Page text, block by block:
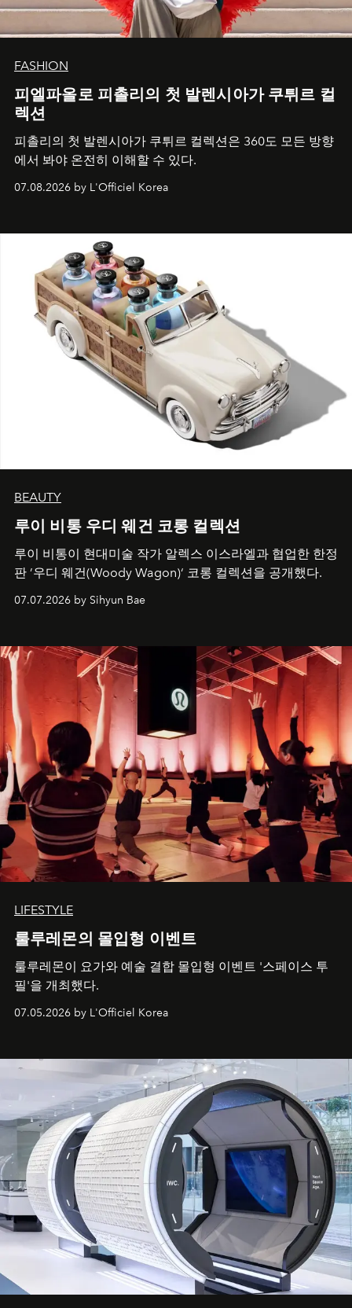
FASHION
피엘파올로 피촐리의 첫 발렌시아가 쿠튀르 컬
렉션
피촐리의 첫 발렌시아가 쿠튀르 컬렉션은 360도 모든 방향
에서 봐야 온전히 이해할 수 있다.
07.08.2026 by L'Officiel Korea
BEAUTY
루이 비통 우디 웨건 코롱 컬렉션
루이 비통이 현대미술 작가 알렉스 이스라엘과 협업한 한정
판 ’우디 웨건(Woody Wagon)‘ 코롱 컬렉션을 공개했다.
07.07.2026 by Sihyun Bae
LIFESTYLE
룰루레몬의 몰입형 이벤트
룰루레몬이 요가와 예술 결합 몰입형 이벤트 '스페이스 투
필'을 개최했다.
07.05.2026 by L'Officiel Korea